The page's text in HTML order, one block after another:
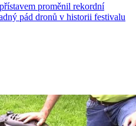
proměnil rekordní
pád dronů v historii festivalu